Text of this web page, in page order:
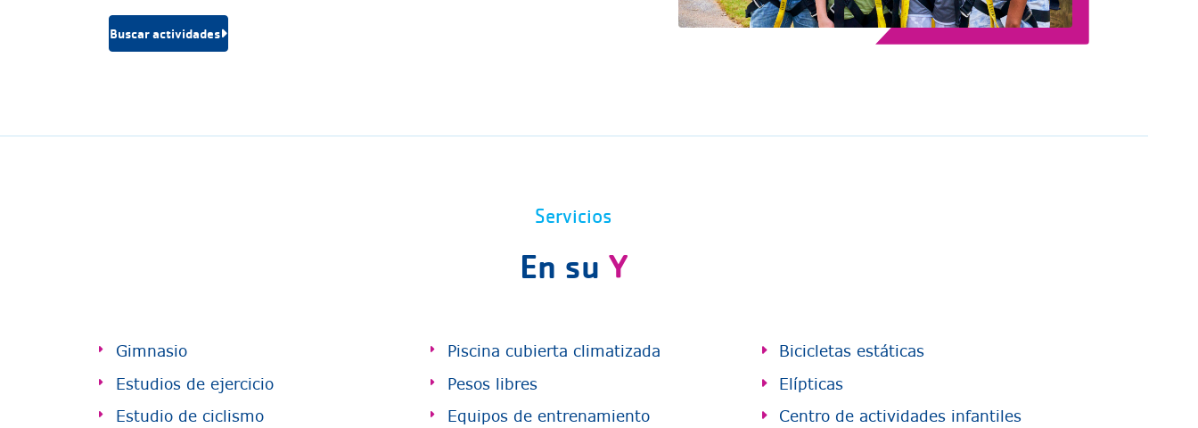
Buscar actividades
Servicios
En su Y
Gimnasio
Estudios de ejercicio
Estudio de ciclismo
Piscina cubierta climatizada
Pesos libres
Equipos de entrenamiento
Bicicletas estáticas
Elípticas
Centro de actividades infantiles